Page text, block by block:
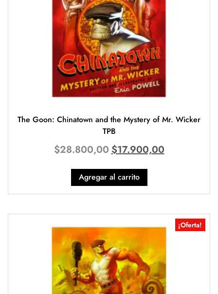
The Goon: Chinatown and the Mystery of Mr. Wicker
TPB
$28.800,00 $17.900,00
Agregar al carrito
¡Oferta!